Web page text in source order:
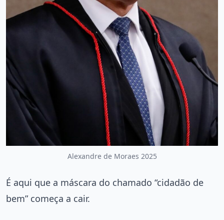
Alexandre de Moraes 2025
É aqui que a máscara do chamado “cidadão de
bem” começa a cair.